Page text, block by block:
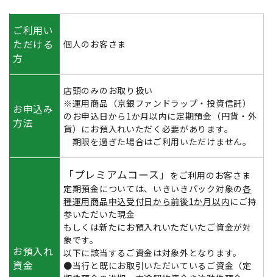
ご利用い
ただける
方
個人のお客さま
お申込み
方法
店頭のみのお取り扱い
※運用商品（京銀ファンドラップ・投資信託）
のお申込日から1か月以内に定期預金（円貨・外
貨）にお預入れいただく必要があります。
期限を過ぎた場合はご利用いただけません。
お預入れ
資金
「プレミアムコース」
をご利用のお客さま
定期預金については、いきいきパック対象の各
種運用商品申込受付日から前後1か月以内にご持
参いただいた現金
もしくは新たにお預入れいただいたご資金が対
象です。
以下に該当するご資金は対象外となります。
●当行と既にお取引いただいているご資金（定